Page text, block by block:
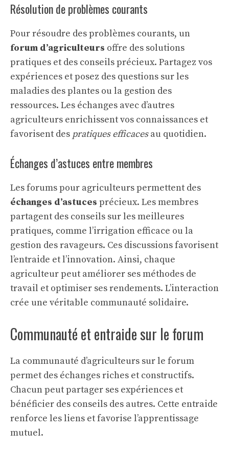
Résolution de problèmes courants
Pour résoudre des problèmes courants, un
forum d’agriculteurs offre des solutions
pratiques et des conseils précieux. Partagez vos
expériences et posez des questions sur les
maladies des plantes ou la gestion des
ressources. Les échanges avec d’autres
agriculteurs enrichissent vos connaissances et
favorisent des pratiques efficacesau quotidien.
Échanges d’astuces entre membres
Les forums pour agriculteurs permettent des
échanges d’astuces précieux. Les membres
partagent des conseils sur les meilleures
pratiques, comme l’irrigation efficace ou la
gestion des ravageurs. Ces discussions favorisent
l’entraide et l’innovation. Ainsi, chaque
agriculteur peut améliorer ses méthodes de
travail et optimiser ses rendements. L’interaction
crée une véritable communauté solidaire.
Communauté et entraide sur le forum
La communauté d’agriculteurs sur le forum
permet des échanges riches et constructifs.
Chacun peut partager ses expériences et
bénéficier des conseils des autres. Cette entraide
renforce les liens et favorise l’apprentissage
mutuel.